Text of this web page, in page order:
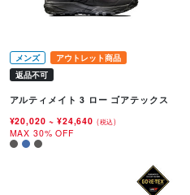
メンズ
アウトレット商品
返品不可
アルティメイト 3 ロー ゴアテックス
¥20,020~ ¥24,640 (税込)
MAX 30% OFF